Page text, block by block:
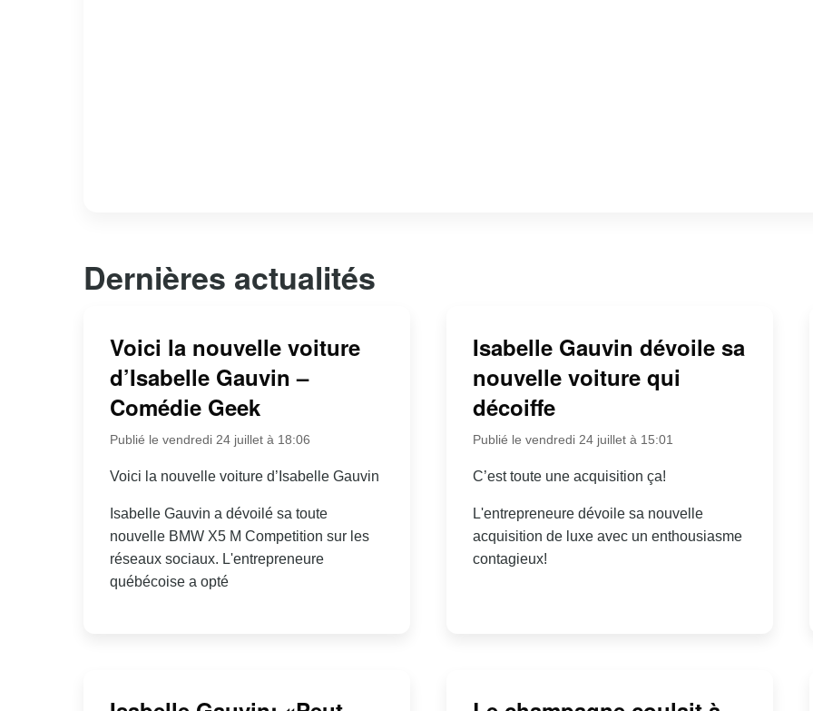
Dernières actualités
Voici la nouvelle voiture
d’Isabelle Gauvin –
Comédie Geek
Publié le vendredi 24 juillet à 18:06
Voici la nouvelle voiture d’Isabelle Gauvin
Isabelle Gauvin a dévoilé sa toute
nouvelle BMW X5 M Competition sur les
réseaux sociaux. L'entrepreneure
québécoise a opté
Isabelle Gauvin dévoile sa
nouvelle voiture qui
décoiffe
Publié le vendredi 24 juillet à 15:01
C’est toute une acquisition ça!
L'entrepreneure dévoile sa nouvelle
acquisition de luxe avec un enthousiasme
contagieux!